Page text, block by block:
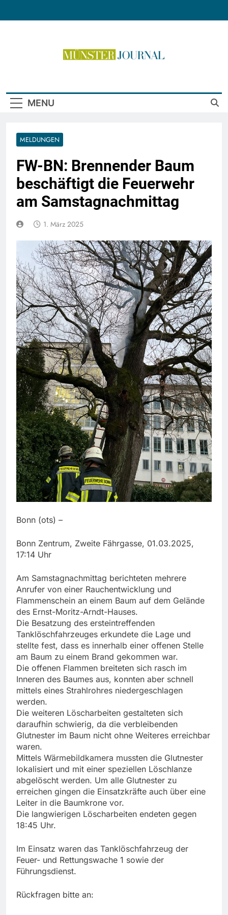
MENU
MELDUNGEN
FW-BN: Brennender Baum
beschäftigt die Feuerwehr
am Samstagnachmittag
1. März 2025
Bonn (ots) –
Bonn Zentrum, Zweite Fährgasse, 01.03.2025,
17:14 Uhr
Am Samstagnachmittag berichteten mehrere
Anrufer von einer Rauchentwicklung und
Flammenschein an einem Baum auf dem Gelände
des Ernst-Moritz-Arndt-Hauses.
Die Besatzung des ersteintreffenden
Tanklöschfahrzeuges erkundete die Lage und
stellte fest, dass es innerhalb einer offenen Stelle
am Baum zu einem Brand gekommen war.
Die offenen Flammen breiteten sich rasch im
Inneren des Baumes aus, konnten aber schnell
mittels eines Strahlrohres niedergeschlagen
werden.
Die weiteren Löscharbeiten gestalteten sich
daraufhin schwierig, da die verbleibenden
Glutnester im Baum nicht ohne Weiteres erreichbar
waren.
Mittels Wärmebildkamera mussten die Glutnester
lokalisiert und mit einer speziellen Löschlanze
abgelöscht werden. Um alle Glutnester zu
erreichen gingen die Einsatzkräfte auch über eine
Leiter in die Baumkrone vor.
Die langwierigen Löscharbeiten endeten gegen
18:45 Uhr.
Im Einsatz waren das Tanklöschfahrzeug der
Feuer- und Rettungswache 1 sowie der
Führungsdienst.
Rückfragen bitte an: